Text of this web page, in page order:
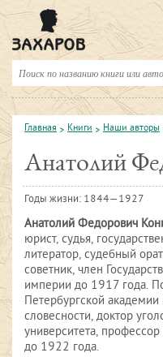
Главная Книги Наши авторы
Анатолий
Годы жизни: 1844—1927
Анатолий Федорович
юрист, судья,
литератор, судебный
советник, член
империи до 1917 года.
Петербургской
словесности, доктор
университета,
до 1922 года.